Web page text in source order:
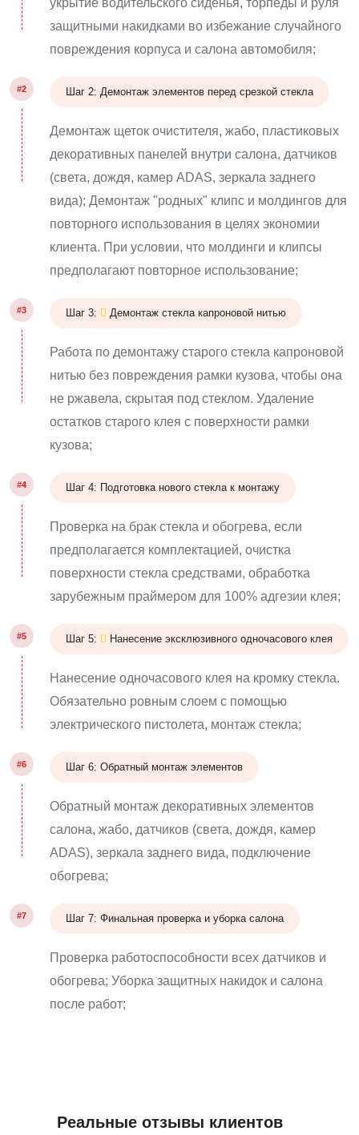
защитными накидками во избежание случайного
повреждения корпуса и салона автомобиля;
#2 Шаг 2: Демонтаж элементов перед срезкой стекла
Демонтаж щеток очистителя, жабо, пластиковых
декоративных панелей внутри салона, датчиков
(света, дождя, камер ADAS, зеркала заднего
вида); Демонтаж "родных" клипс и молдингов для
повторного использования в целях экономии
клиента. При условии, что молдинги и клипсы
предполагают повторное использование;
#3 Шаг 3: Демонтаж стекла капроновой нитью
Работа по демонтажу старого стекла капроновой
нитью без повреждения рамки кузова, чтобы она
не ржавела, скрытая под стеклом. Удаление
остатков старого клея с поверхности рамки
кузова;
#4 Шаг 4: Подготовка нового стекла к монтажу
Проверка на брак стекла и обогрева, если
предполагается комплектацией, очистка
поверхности стекла средствами, обработка
зарубежным праймером для 100% адгезии клея;
#5 Шаг 5: Нанесение эксклюзивного одночасового клея
Нанесение одночасового клея на кромку стекла.
Обязательно ровным слоем с помощью
электрического пистолета, монтаж стекла;
#6 Шаг 6: Обратный монтаж элементов
Обратный монтаж декоративных элементов
салона, жабо, датчиков (света, дождя, камер
ADAS), зеркала заднего вида, подключение
обогрева;
#7 Шаг 7: Финальная проверка и уборка салона
Проверка работоспособности всех датчиков и
обогрева; Уборка защитных накидок и салона
после работ;
Реальные отзывы клиентов